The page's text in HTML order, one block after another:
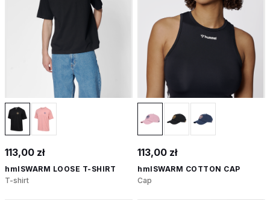
113,00 zł
hmlSWARM LOOSE T-SHIRT
T-shirt
113,00 zł
hmlSWARM COTTON CAP
Cap